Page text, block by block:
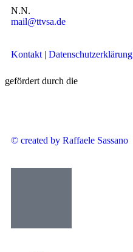
N.N.
mail@ttvsa.de
Kontakt | Datenschutzerklärung
gefördert durch die
© created by Raffaele Sassano